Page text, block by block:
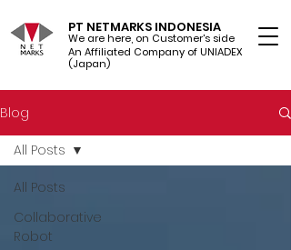
PT NETMARKS INDONESIA
We are here, on Customer's side
An Affiliated Company of UNIADEX Ltd.
(Japan)
Blog
All Posts
Collaborative
Robot
All Posts